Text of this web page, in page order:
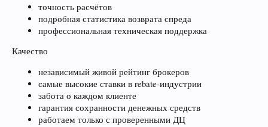
точность расчётов
подробная статистика возврата спреда
профессиональная техническая поддержка
Качество
независимый живой рейтинг брокеров
самые высокие ставки в rebate-индустрии
забота о каждом клиенте
гарантия сохранности денежных средств
работаем только с проверенными ДЦ